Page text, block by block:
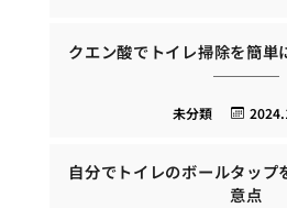
クエン酸でトイレ掃除を簡単
未分類
自分でトイレのボールタップ
意点